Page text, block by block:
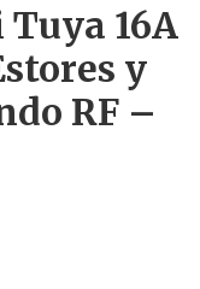
16A
y
RF –